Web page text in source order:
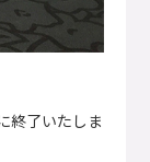
終了いたしま